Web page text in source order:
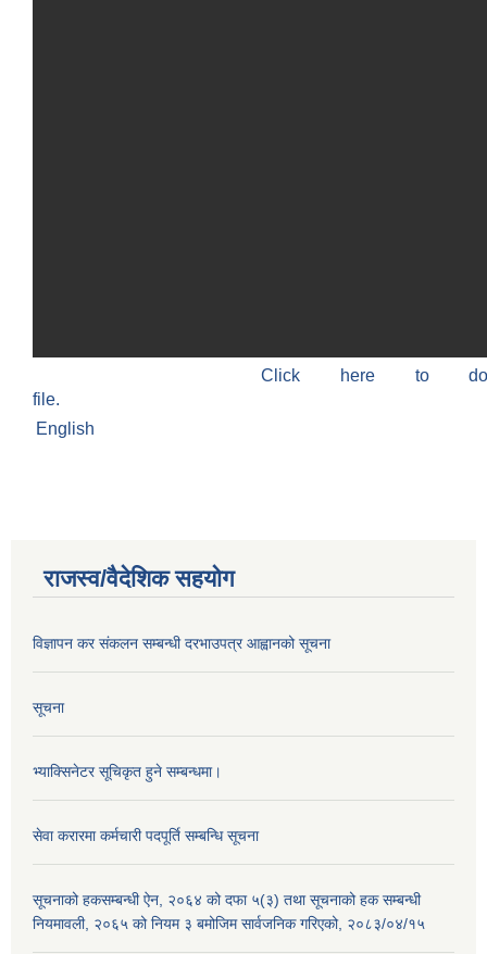
Click here to
file.
English
राजस्व/वैदेशिक सहयोग
विज्ञापन कर संकलन सम्बन्धी दरभाउपत्र आह्वानको सूचना
सूचना
भ्याक्सिनेटर सूचिकृत हुने सम्बन्धमा।
सेवा करारमा कर्मचारी पदपूर्ति सम्बन्धि सूचना
सूचनाको हकसम्बन्धी ऐन, २०६४ को दफा ५(३) तथा सूचनाको हक सम्बन्धी
नियमावली, २०६५ को नियम ३ बमोजिम सार्वजनिक गरिएको, २०८३/०४/१५